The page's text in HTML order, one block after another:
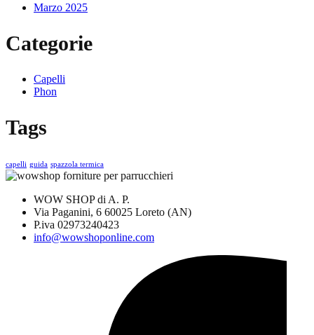
Marzo 2025
Categorie
Capelli
Phon
Tags
capelli guida spazzola termica
WOW SHOP di A. P.
Via Paganini, 6 60025 Loreto (AN)
P.iva 02973240423
info@wowshoponline.com